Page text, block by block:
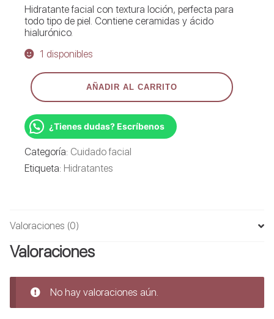
Hidratante facial con textura loción, perfecta para
todo tipo de piel. Contiene ceramidas y ácido
hialurónico.
1 disponibles
Cerave
loción
hidratante
tradicional
87ml
cantidad
AÑADIR AL CARRITO
¿Tienes dudas? Escríbenos
Categoría: Cuidado facial
Etiqueta: Hidratantes
Valoraciones (0)
Valoraciones
No hay valoraciones aún.